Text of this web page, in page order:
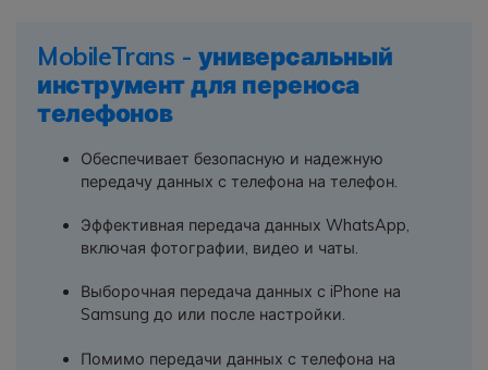
MobileTrans - универсальный
инструмент для переноса
телефонов
Обеспечивает безопасную и надежную
передачу данных с телефона на телефон.
Эффективная передача данных WhatsApp,
включая фотографии, видео и чаты.
Выборочная передача данных с iPhone на
Samsung до или после настройки.
Помимо передачи данных с телефона на